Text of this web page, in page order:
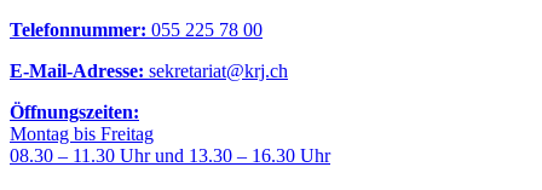
Telefonnummer: 055 225 78 00
E-Mail-Adresse: sekretariat@krj.ch
Öffnungszeiten:
Montag bis Freitag
08.30 – 11.30 Uhr und 13.30 – 16.30 Uhr